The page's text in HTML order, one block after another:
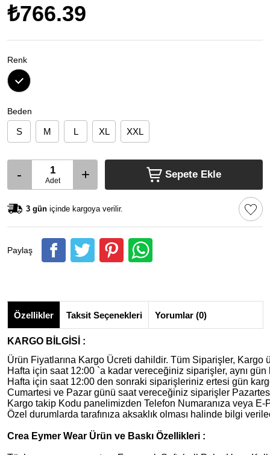
₺766.39
Renk
Beden
S M L XL XXL
- Adet + Sepete Ekle
3 gün içinde kargoya verilir.
Paylaş
Özellikler Taksit Seçenekleri Yorumlar (0)
KARGO BİLGİSİ :
Ürün Fiyatlarına Kargo Ücreti dahildir. Tüm Siparişler,
Hafta için saat 12:00 `a kadar vereceğiniz siparişler, aynı
Hafta için saat 12:00 den sonraki siparişleriniz ertesi gün
Cumartesi ve Pazar günü saat vereceğiniz siparişler
Kargo takip Kodu panelimizden Telefon Numaranıza veya E-
Özel durumlarda tarafınıza aksaklık olması halinde bilgi
Crea Eymer Wear Ürün ve Baskı Özellikleri :